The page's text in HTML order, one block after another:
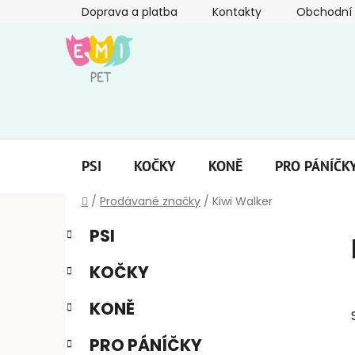
Doprava a platba Kontakty
PSI KOČKY KONĚ PRO
Domů
/ Prodávané značky / Kiwi Walker
P
s
r
Přeskočit
kategorie
K
a
e
o
i
PSI
KOČKY
KONĚ
PRO PÁNÍČKY